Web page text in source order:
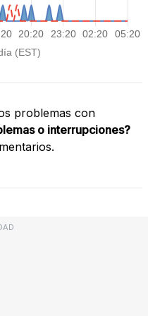
problemas con
o interrupciones?